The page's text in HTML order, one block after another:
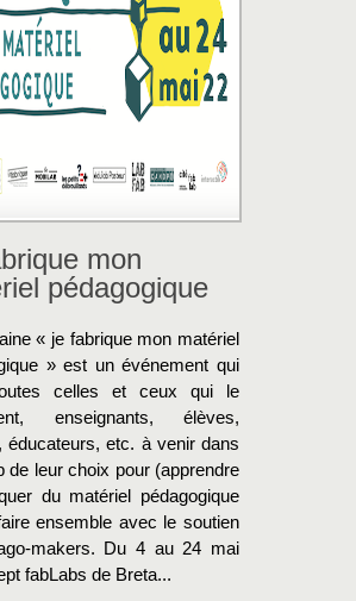
mon
pédagogique
« je fabrique mon matériel
» est un événement qui
celles et ceux qui le
enseignants, élèves,
éducateurs, etc. à venir dans
de leur choix pour (apprendre
du matériel pédagogique
ensemble avec le soutien
makers. Du 4 au 24 mai
fabLabs de Breta...